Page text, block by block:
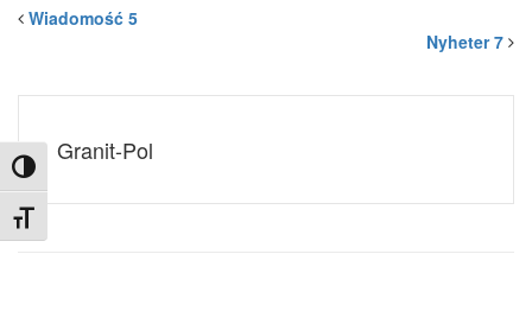
Toggle High Contrast
Toggle Font size
Wiadomość 5
Nyheter 7
Granit-Pol